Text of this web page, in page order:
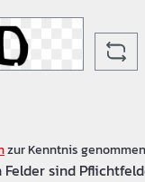
zur Kenntnis
sind